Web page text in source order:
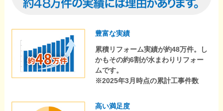
豊富な実績
累積リフォーム実績が約48万件。し
かもその約6割が水まわりリフォー
ムです。
※2025年3月時点の累計工事件数
高い満足度